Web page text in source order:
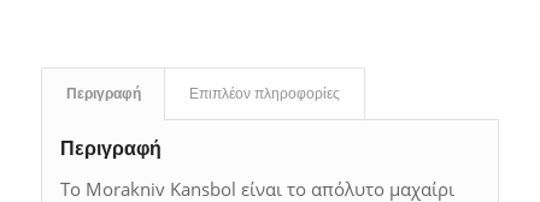
Περιγραφή Επιπλέον πληροφορίες
Περιγραφή
Το Morakniv Kansbol είναι το απόλυτο μαχαίρι